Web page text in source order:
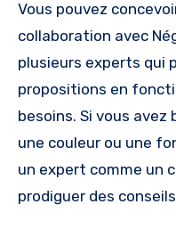
Vous pouvez
collaboration avec
plusieurs experts qui
propositions en
besoins. Si vous avez
une couleur ou une
un expert comme un
prodiguer des